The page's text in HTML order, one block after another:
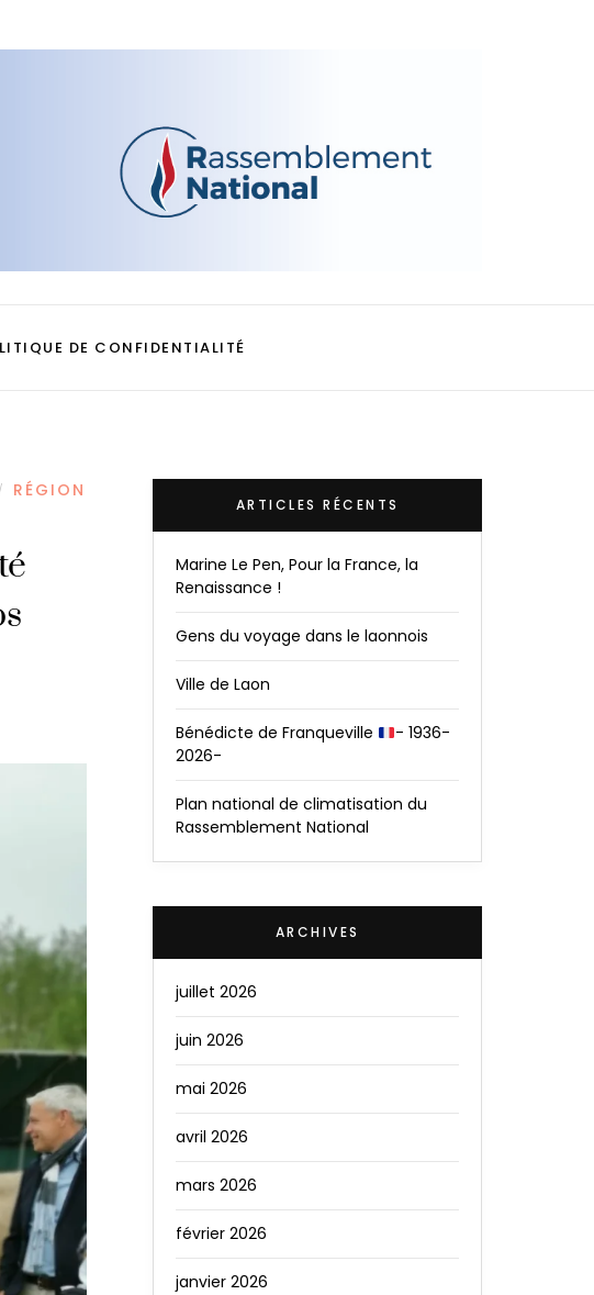
DE CONFIDENTIALITÉ
/
RÉGION
ARTICLES RÉCENTS
Marine Le Pen, Pour la France, la
Renaissance !
Gens du voyage dans le laonnois
Ville de Laon
Bénédicte de Franqueville
- 1936-
2026-
Plan national de climatisation du
Rassemblement National
ARCHIVES
juillet 2026
juin 2026
mai 2026
avril 2026
mars 2026
février 2026
janvier 2026